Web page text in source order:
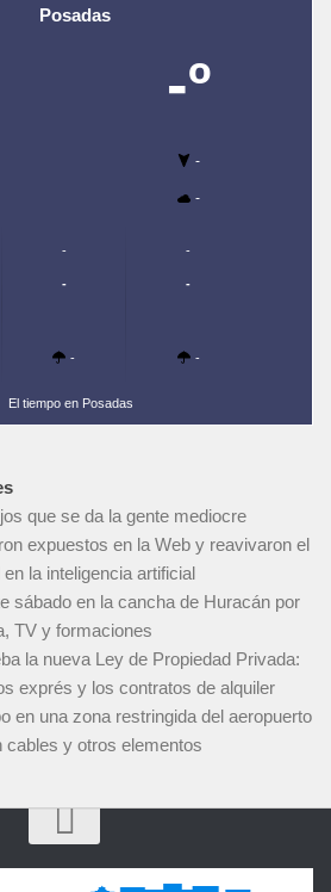
Posadas
-º
-
-
-
-
-
-
-
-
El tiempo en Posadas
que se da la gente mediocre
expuestos en la Web y reavivaron el
la inteligencia artificial
sábado en la cancha de Huracán por
TV y formaciones
la nueva Ley de Propiedad Privada:
exprés y los contratos de alquiler
en una zona restringida del aeropuerto
y otros elementos